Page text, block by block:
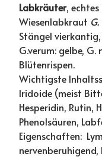
Labkräuter,
Wiesenlabkraut
Stängel
G.verum: gelbe,
Blütenrispen.
Wichtigste
Iridoide (meist
Hesperidin, Rutin,
Phenolsäuren,
Eigenschaften: